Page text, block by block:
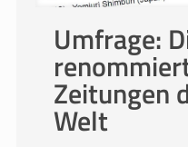
Umfrage:
Zeitungen
Welt